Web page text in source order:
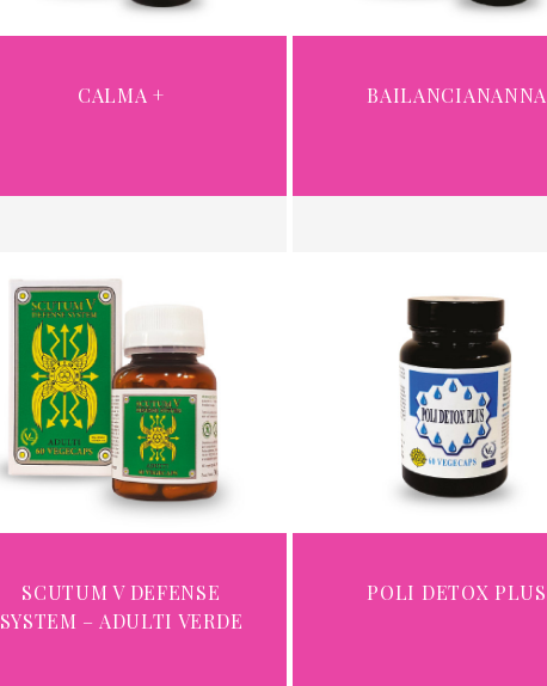
CALMA + BAILANCIANANNA
SCUTUM V DEFENSE
SYSTEM – ADULTI VERDE
POLI DETOX PLUS